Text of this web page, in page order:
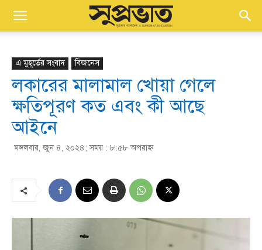
এ মুহূর্তের সংবাদ বিজনেস
লকারের মালামাল খোয়া গেলে
ক্ষতিপূরণ কত এবং কী আছে
আইনে
মঙ্গলবার, জুন ৪, ২০২৪; সময় : ৮:৫৮ অপরাহ্ণ